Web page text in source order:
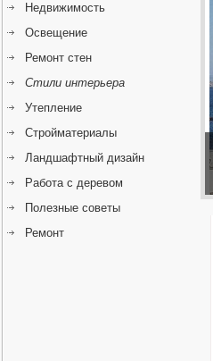
Недвижимость
Освещение
Ремонт стен
Стили интерьера
Утепление
Стройматериалы
Ландшафтный дизайн
Работа с деревом
Полезные советы
Ремонт